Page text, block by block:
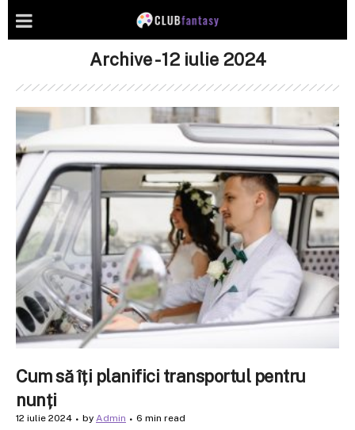
Archive - 12 iulie 2024
Cum să îți planifici transportul pentru
nunți
12 iulie 2024 by Admin 6 min read